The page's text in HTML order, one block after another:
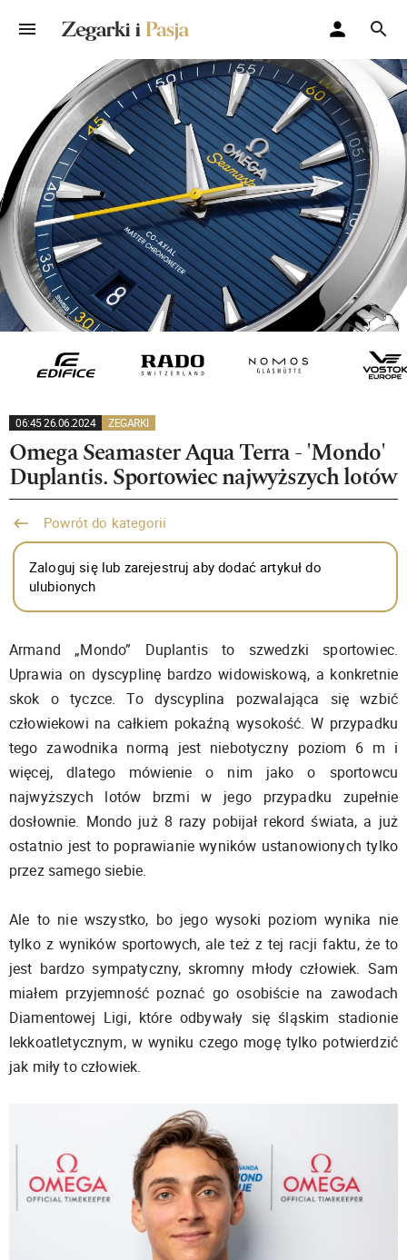
06:45 26.06.2024 ZEGARKI
Omega Seamaster Aqua Terra - 'Mondo'
Duplantis. Sportowiec najwyższych lotów
Powrót do kategorii
Zaloguj się lub zarejestruj aby dodać artykuł do
ulubionych
Armand „Mondo” Duplantis to szwedzki sportowiec.
Uprawia on dyscyplinę bardzo widowiskową, a konkretnie
skok o tyczce. To dyscyplina pozwalająca się wzbić
człowiekowi na całkiem pokaźną wysokość. W przypadku
tego zawodnika normą jest niebotyczny poziom 6 m i
więcej, dlatego mówienie o nim jako o sportowcu
najwyższych lotów brzmi w jego przypadku zupełnie
dosłownie. Mondo już 8 razy pobijał rekord świata, a już
ostatnio jest to poprawianie wyników ustanowionych tylko
przez samego siebie.
Ale to nie wszystko, bo jego wysoki poziom wynika nie
tylko z wyników sportowych, ale też z tej racji faktu, że to
jest bardzo sympatyczny, skromny młody człowiek. Sam
miałem przyjemność poznać go osobiście na zawodach
Diamentowej Ligi, które odbywały się śląskim stadionie
lekkoatletycznym, w wyniku czego mogę tylko potwierdzić
jak miły to człowiek.